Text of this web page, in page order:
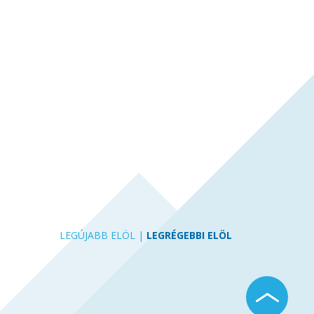
LEGÚJABB ELÖL | LEGRÉGEBBI ELÖL